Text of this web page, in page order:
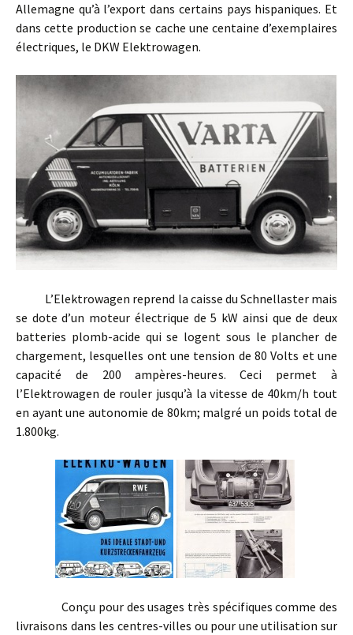
Allemagne qu’à l’export dans certains pays hispaniques. Et
dans cette production se cache une centaine d’exemplaires
électriques, le DKW Elektrowagen.
L’Elektrowagen reprend la caisse du Schnellaster mais
se dote d’un moteur électrique de 5 kW ainsi que de deux
batteries plomb-acide qui se logent sous le plancher de
chargement, lesquelles ont une tension de 80 Volts et une
capacité de 200 ampères-heures. Ceci permet à
l’Elektrowagen de rouler jusqu’à la vitesse de 40km/h tout
en ayant une autonomie de 80km; malgré un poids total de
1.800kg.
Conçu pour des usages très spécifiques comme des
livraisons dans les centres-villes ou pour une utilisation sur